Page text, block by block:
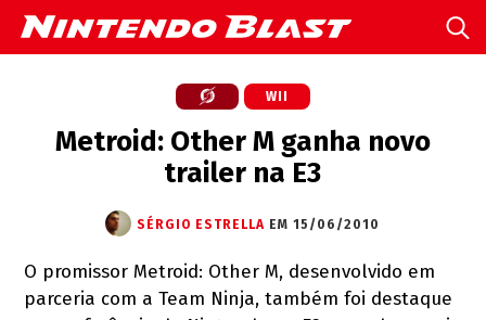
WII
Metroid: Other M ganha novo
trailer na E3
SÉRGIO ESTRELLA EM 15/06/2010
O promissor Metroid: Other M, desenvolvido em
parceria com a Team Ninja, também foi destaque